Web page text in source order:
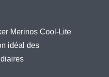
Merinos Cool-Lite
idéal des